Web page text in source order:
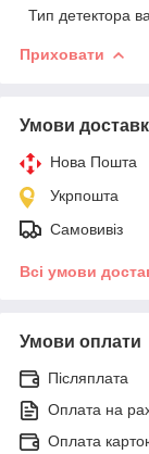
Тип детектора
Приховати
Умови
Нова Пошта
Укрпошта
Самовивіз
Всі умови
Умови оплати
Післяплата
Оплата на
Оплата